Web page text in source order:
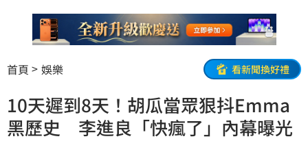
首頁 娛樂 看新聞換好禮
10天遲到8天！胡瓜當眾狠抖Emma
黑歷史 李進良「快瘋了」內幕曝光